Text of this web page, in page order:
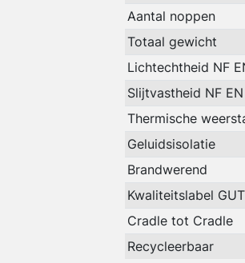
Aantal noppen
Totaal gewicht
Lichtechtheid NF
Slijtvastheid NF
Thermische
Geluidsisolatie
Brandwerend
Kwaliteitslabel GUT
Cradle tot Cradle
Recycleerbaar